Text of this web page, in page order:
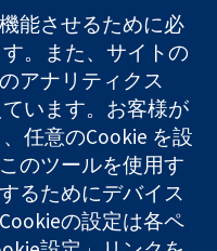
お問い合わせ
ニュース
広報
コクランにつ
いて
採用
Cochrane
Library
能させるために必
。また、サイトの
アナリティクス
います。お客様が
任意のCookie を設
のツールを使用す
るためにデバイス
の設定は各ペ